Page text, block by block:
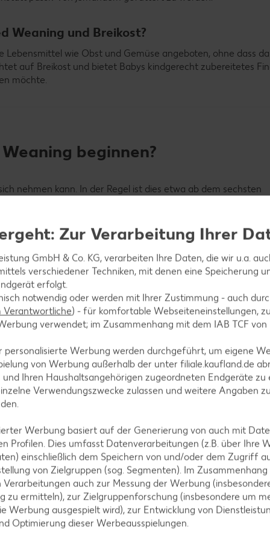
Weaning und Breikost?
Lebensmittel wie Obst und Gemüse angeboten, ohne dass
auf Breikost und bietet Babys kindgerecht zubereitetes
möchte.
beginnen?
nehmen kann. In der Regel ist dies etwa ab dem sechsten
beginnen. Achte dann darauf, dass die Nahrung weich
verschlucken?
ausgeprägt als bei Erwachsenen.
wartest, bevor du mit BLW beginnst. Lasse dein Baby
andere Lebensmittel, an denen es sich leicht verschlucken
heran?
lernt es auf natürliche Weise das Konzept des Essens
an Fingerfood an und iss selbst etwas, um es zur
Zur Verarbeitung Ihrer
GmbH & Co. KG, verarbeiten Ihre Daten, die wir u.a.
verschiedener Techniken, mit denen eine Speicherung
erfolgt.
notwendig oder werden mit Ihrer Zustimmung - auch
Verantwortliche) - für komfortable Webseiteneinstellungen,
verwendet; im Zusammenhang mit dem IAB TCF
Werbung werden durchgeführt, um eigene
von Werbung außerhalb der unter filiale.kaufland.de
Ihren Haushaltsangehörigen zugeordneten Endgeräte
Verwendungszwecke zulassen und weitere Angaben
Werbung basiert auf der Generierung von auch mit
Profilen. Dies umfasst Datenverarbeitungen (z.B. über Ihre
einschließlich dem Speichern von und/oder dem Zugriff
von Zielgruppen (sog. Segmenten). Im
auch zur Messung der Werbung
zu ermitteln), zur Zielgruppenforschung (insbesondere um
Werbung ausgespielt wird), zur Entwicklung von
Optimierung dieser Werbeausspielungen.